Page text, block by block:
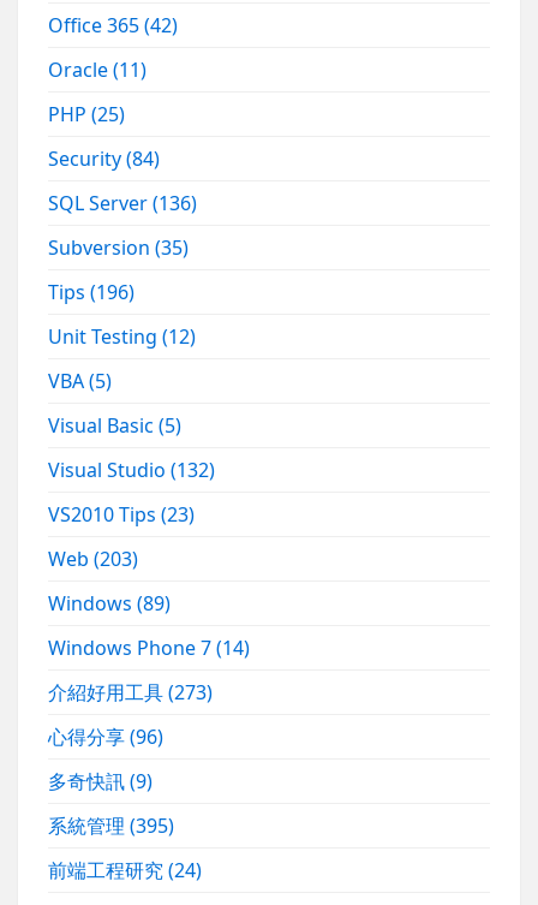
Office 365(42)
Oracle(11)
PHP(25)
Security(84)
SQL Server(136)
Subversion(35)
Tips(196)
Unit Testing(12)
VBA(5)
Visual Basic(5)
Visual Studio(132)
VS2010 Tips(23)
Web(203)
Windows(89)
Windows Phone 7(14)
介紹好用工具(273)
心得分享(96)
多奇快訊(9)
系統管理(395)
前端工程研究(24)